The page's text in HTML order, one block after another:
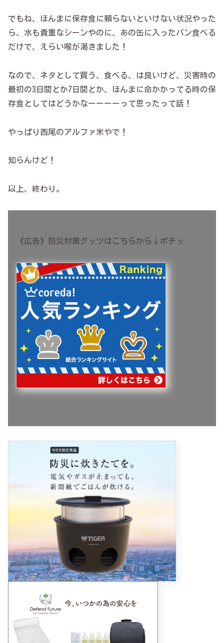
でもね、ほんまに保存食に頼らないといけない状況やった
ら、水も貴重なシーンやのに、あの缶に入ったパン食べる
だけで、えらい喉が渇きました！
なので、ネタとして買う、食べる、は良いけど、災害時の
最初の3日間とか7日間とか、ほんまに命かかってる時の保
存食としてはどうかなーーーーって思ったって話！
やっぱり西尾のアルファ米やで！
知らんけど！
以上、終わり。
《広告》防災対策グッツはこちらから↓ポチッ